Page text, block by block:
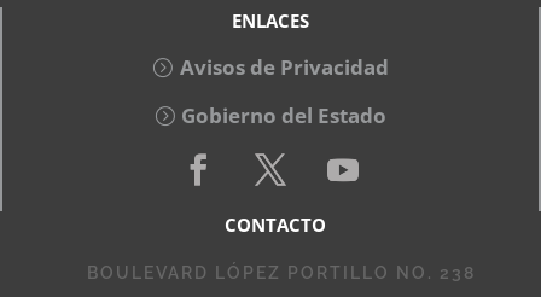
ENLACES
Avisos de Privacidad
Gobierno del Estado
CONTACTO
BOULEVARD LÓPEZ PORTILLO NO. 238